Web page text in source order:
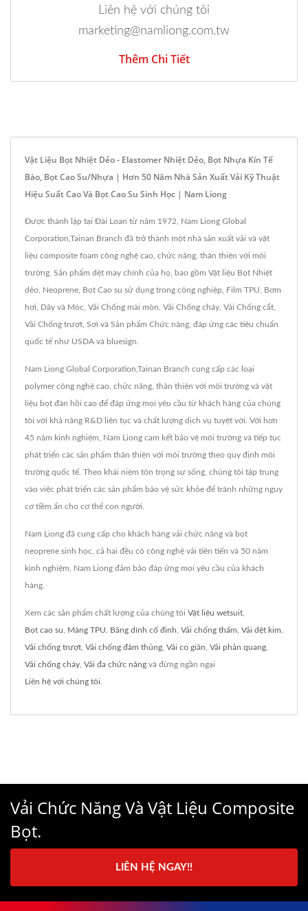
Liên hệ với chúng tôi
marketing@namliong.com.tw
Thêm Chi Tiết
Vật Liệu Bọt Nhiệt Dẻo - Elastomer Nhiệt Dẻo, Bọt Nhựa Kín Tế
Bào, Bọt Cao Su/nhựa | Hơn 50 Năm Nhà Sản Xuất Vải Kỹ Thuật
Hiệu Suất Cao Và Bọt Cao Su Sinh Học | Nam Liong
Được thành lập tại Đài Loan từ năm 1972, Nam Liong Global
Corporation,Tainan Branch đã trở thành một nhà sản xuất vải và vật
liệu composite foam công nghệ cao, chức năng, thân thiện với môi
trường. Sản phẩm dệt may chính của họ, bao gồm Vật liệu Bọt Nhiệt
dẻo, Neoprene, Bọt Cao su sử dụng trong công nghiệp, Film TPU, Bơm
hơi, Dây và Móc, Vải Chống mài mòn, Vải Chống cháy, Vải Chống cắt,
Vải Chống trượt, Sợi và Sản phẩm Chức năng, đáp ứng các tiêu chuẩn
quốc tế như USDA và bluesign.
Nam Liong Global Corporation,Tainan Branch cung cấp các loại
polymer công nghệ cao, chức năng, thân thiện với môi trường và vật
liệu bọt đàn hồi cao để đáp ứng mọi yêu cầu từ khách hàng của chúng
tôi với khả năng R&D liên tục và chất lượng dịch vụ tuyệt vời. Với hơn
45 năm kinh nghiệm, Nam Liong cam kết bảo vệ môi trường và tiếp tục
phát triển các sản phẩm thân thiện với môi trường theo quy định môi
trường quốc tế. Theo khái niệm tôn trọng sự sống, chúng tôi tập trung
vào việc phát triển các sản phẩm bảo vệ sức khỏe để tránh những nguy
cơ tiềm ẩn cho cơ thể con người.
Nam Liong đã cung cấp cho khách hàng vải chức năng và bọt
neoprene sinh học, cả hai đều có công nghệ vải tiên tiến và 50 năm
kinh nghiệm, Nam Liong đảm bảo đáp ứng mọi yêu cầu của khách
hàng.
Xem các sản phẩm chất lượng của chúng tôi Vật liệu wetsuit
Bọt cao su Màng TPU Băng dính cố định Vải chống thấm Vải dệt kim
Vải chống trượt Vải chống đâm thủng Vải co giãn Vải phản quang
Vải chống cháy Vải đa chức năng và đừng ngần ngại
Liên hệ với chúng tôi
Vải Chức Năng Và Vật Liệu Composite
Bọt.
LIÊN HỆ NGAY!!